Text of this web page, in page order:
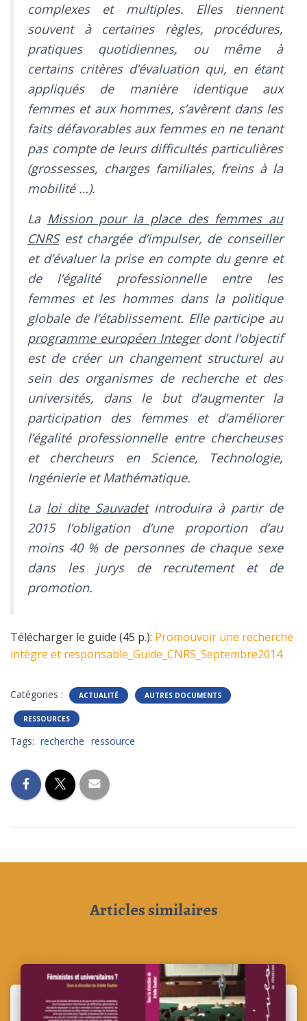
complexes et multiples. Elles tiennent
souvent à certaines règles, procédures,
pratiques quotidiennes, ou même à
certains critères d’évaluation qui, en étant
appliqués de manière identique aux
femmes et aux hommes, s’avèrent dans les
faits défavorables aux femmes en ne tenant
pas compte de leurs difficultés particulières
(grossesses, charges familiales, freins à la
mobilité …).
La Mission pour la place des femmes au
CNRSest chargée d’impulser, de conseiller
et d’évaluer la prise en compte du genre et
de l’égalité professionnelle entre les
femmes et les hommes dans la politique
globale de l’établissement. Elle participe au
programme européen Integerdont l’objectif
est de créer un changement structurel au
sein des organismes de recherche et des
universités, dans le but d’augmenter la
participation des femmes et d’améliorer
l’égalité professionnelle entre chercheuses
et chercheurs en Science, Technologie,
Ingénierie et Mathématique.
La loi dite Sauvadetintroduira à partir de
2015 l’obligation d’une proportion d’au
moins 40 % de personnes de chaque sexe
dans les jurys de recrutement et de
promotion.
Télécharger le guide (45 p.): Promouvoir une recherche
intègre et responsable_Guide_CNRS_Septembre2014
Catégories : ACTUALITÉ AUTRES DOCUMENTS
RESSOURCES
Tags: recherche ressource
Articles similaires